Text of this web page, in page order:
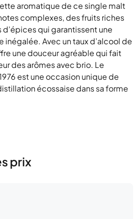
aromatique de ce single malt
complexes, des fruits riches
d’épices qui garantissent une
Avec un taux d’alcool de
une douceur agréable qui fait
des arômes avec brio. Le
est une occasion unique de
écossaise dans sa forme
prix